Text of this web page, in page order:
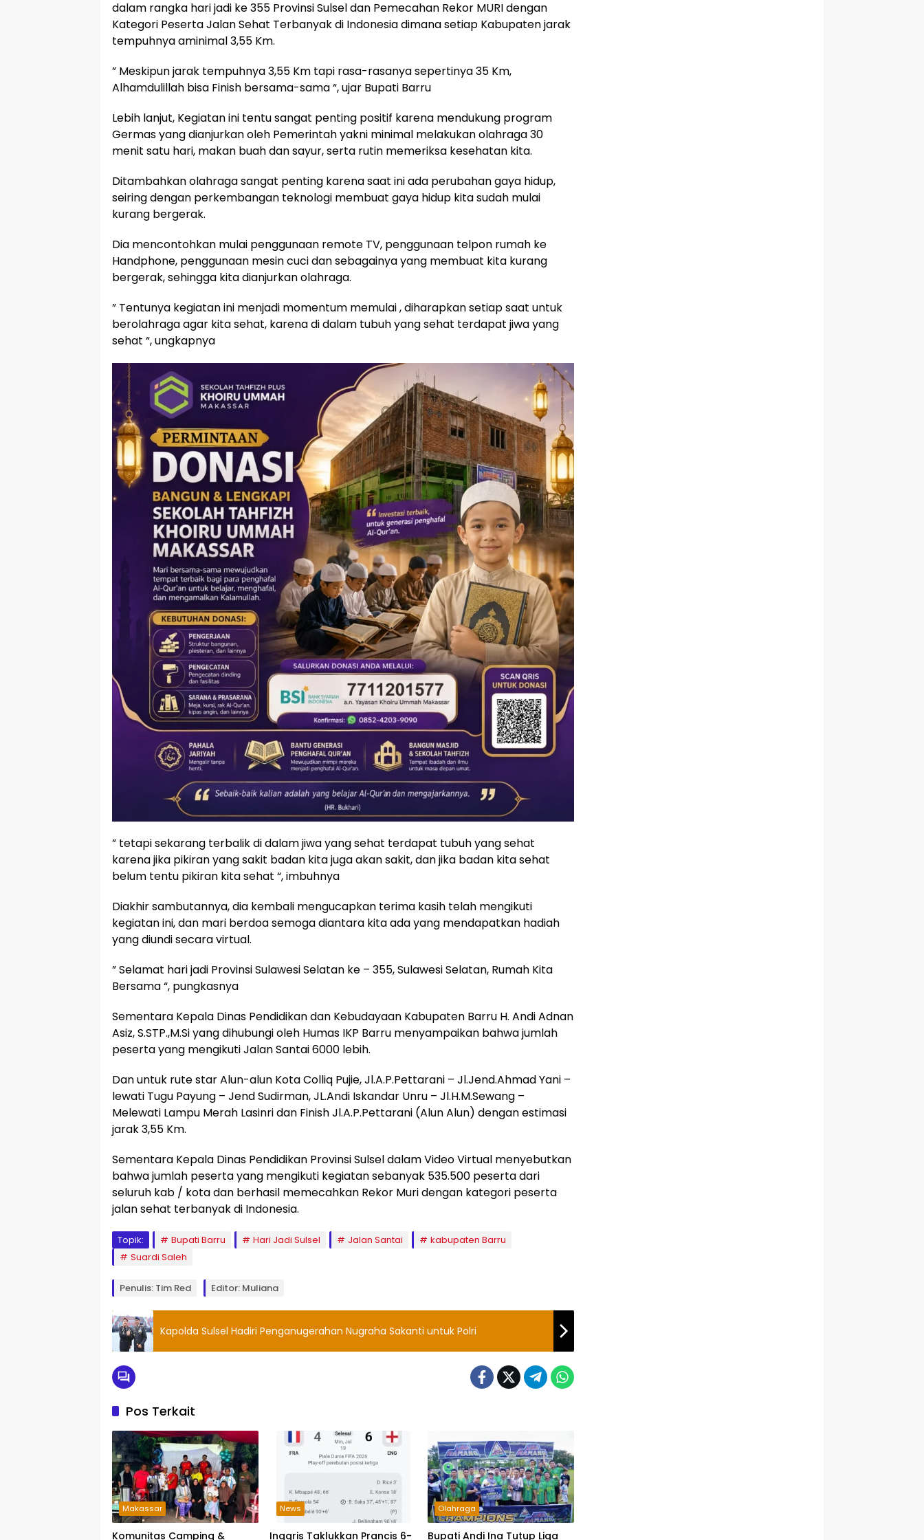
dalam rangka hari jadi ke 355 Provinsi Sulsel dan Pemecahan Rekor MURI dengan
Kategori Peserta Jalan Sehat Terbanyak di Indonesia dimana setiap Kabupaten jarak
tempuhnya aminimal 3,55 Km.
” Meskipun jarak tempuhnya 3,55 Km tapi rasa-rasanya sepertinya 35 Km,
Alhamdulillah bisa Finish bersama-sama “, ujar Bupati Barru
Lebih lanjut, Kegiatan ini tentu sangat penting positif karena mendukung program
Germas yang dianjurkan oleh Pemerintah yakni minimal melakukan olahraga 30
menit satu hari, makan buah dan sayur, serta rutin memeriksa kesehatan kita.
Ditambahkan olahraga sangat penting karena saat ini ada perubahan gaya hidup,
seiring dengan perkembangan teknologi membuat gaya hidup kita sudah mulai
kurang bergerak.
Dia mencontohkan mulai penggunaan remote TV, penggunaan telpon rumah ke
Handphone, penggunaan mesin cuci dan sebagainya yang membuat kita kurang
bergerak, sehingga kita dianjurkan olahraga.
” Tentunya kegiatan ini menjadi momentum memulai , diharapkan setiap saat untuk
berolahraga agar kita sehat, karena di dalam tubuh yang sehat terdapat jiwa yang
sehat “, ungkapnya
” tetapi sekarang terbalik di dalam jiwa yang sehat terdapat tubuh yang sehat
karena jika pikiran yang sakit badan kita juga akan sakit, dan jika badan kita sehat
belum tentu pikiran kita sehat “, imbuhnya
Diakhir sambutannya, dia kembali mengucapkan terima kasih telah mengikuti
kegiatan ini, dan mari berdoa semoga diantara kita ada yang mendapatkan hadiah
yang diundi secara virtual.
” Selamat hari jadi Provinsi Sulawesi Selatan ke – 355, Sulawesi Selatan, Rumah Kita
Bersama “, pungkasnya
Sementara Kepala Dinas Pendidikan dan Kebudayaan Kabupaten Barru H. Andi Adnan
Asiz, S.STP.,M.Si yang dihubungi oleh Humas IKP Barru menyampaikan bahwa jumlah
peserta yang mengikuti Jalan Santai 6000 lebih.
Dan untuk rute star Alun-alun Kota Colliq Pujie, Jl.A.P.Pettarani – Jl.Jend.Ahmad Yani –
lewati Tugu Payung – Jend Sudirman, JL.Andi Iskandar Unru – Jl.H.M.Sewang –
Melewati Lampu Merah Lasinri dan Finish Jl.A.P.Pettarani (Alun Alun) dengan estimasi
jarak 3,55 Km.
Sementara Kepala Dinas Pendidikan Provinsi Sulsel dalam Video Virtual menyebutkan
bahwa jumlah peserta yang mengikuti kegiatan sebanyak 535.500 peserta dari
seluruh kab / kota dan berhasil memecahkan Rekor Muri dengan kategori peserta
jalan sehat terbanyak di Indonesia.
Topik: Bupati Barru Hari Jadi Sulsel Jalan Santai
kabupaten Barru
Suardi Saleh
Penulis: Tim Red Editor: Muliana
Kapolda Sulsel Hadiri Penganugerahan Nugraha Sakanti untuk Polri
Pos Terkait
Makassar
Komunitas Camping &
News
Inggris Taklukkan Prancis 6-
Olahraga
Bupati Andi Ina Tutup Liga